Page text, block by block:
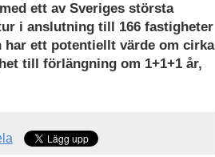
ett av Sveriges största
i anslutning till 166 fastigheter
har ett potentiellt värde om cirka
till förlängning om 1+1+1 år,